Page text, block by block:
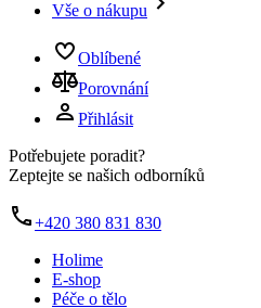
Vše o nákupu
Oblíbené
Porovnání
Přihlásit
Potřebujete poradit?
Zeptejte se našich odborníků
+420 380 831 830
Holime
E-shop
Péče o tělo